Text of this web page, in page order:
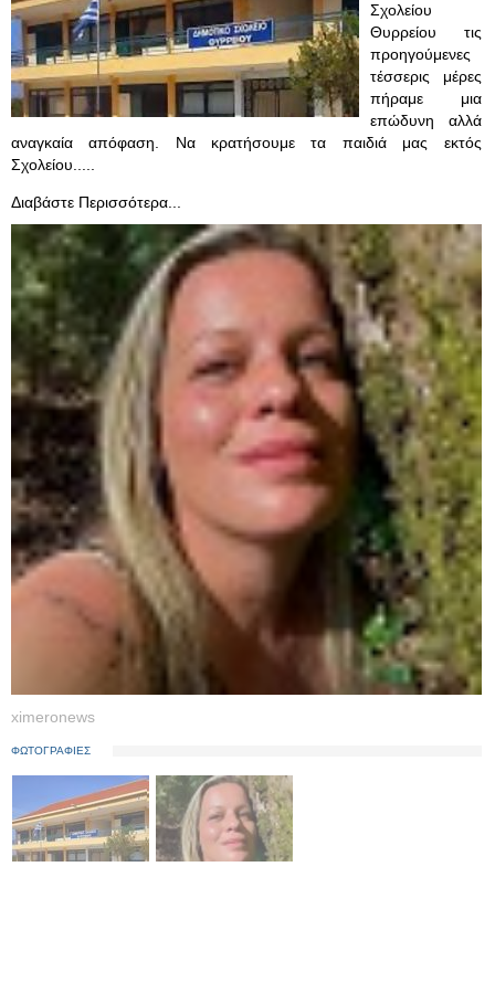
Σχολείου
Θυρρείου τις
προηγούμενες
τέσσερις μέρες
πήραμε μια
επώδυνη αλλά
αναγκαία απόφαση. Να κρατήσουμε τα παιδιά μας εκτός
Σχολείου.....
Διαβάστε Περισσότερα...
ximeronews
ΦΩΤΟΓΡΑΦΙΕΣ